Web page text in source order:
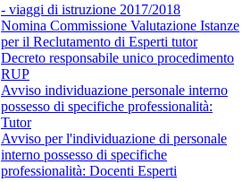
- viaggi di istruzione 2017/2018
Nomina Commissione Valutazione Istanze
per il Reclutamento di Esperti tutor
Decreto responsabile unico procedimento
RUP
Avviso individuazione personale interno
possesso di specifiche professionalità:
Tutor
Avviso per l'individuazione di personale
interno possesso di specifiche
professionalità: Docenti Esperti